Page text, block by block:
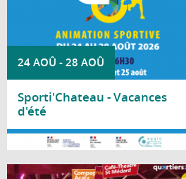
24 AOÛ -28 AOÛ
Sporti'Chateau - Vacances
d'été
Lire la suite